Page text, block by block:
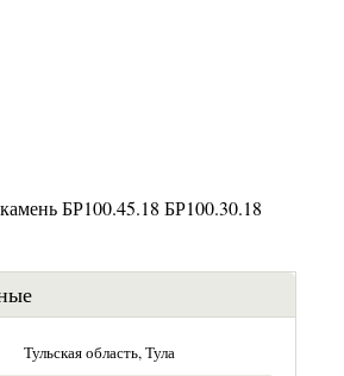
БР100.45.18 БР100.30.18
Тульская область, Тула